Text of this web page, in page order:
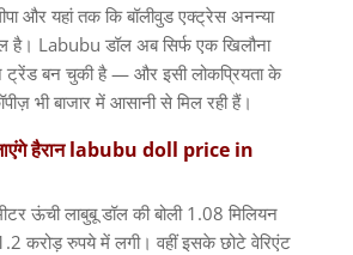
और यहां तक कि बॉलीवुड एक्ट्रेस अनन्या
है। Labubu डॉल अब सिर्फ एक खिलौना
बन चुकी है— और इसी लोकप्रियता के
भी बाजार में आसानी से मिल रही हैं।
हैरानlabubu doll price in
ऊंची लाबुबू डॉल की बोली1.08 मिलियन
करोड़ रुपये में लगी। वहीं इसके छोटे वेरिएंट